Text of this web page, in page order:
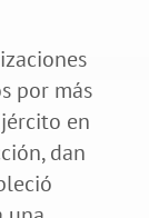
por más
en
dan